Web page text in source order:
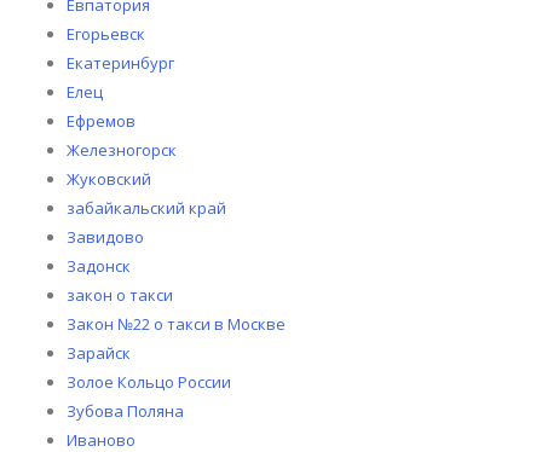
Евпатория
Егорьевск
Екатеринбург
Елец
Ефремов
Железногорск
Жуковский
забайкальский край
Завидово
Задонск
закон о такси
Закон №22 о такси в Москве
Зарайск
Золое Кольцо России
Зубова Поляна
Иваново